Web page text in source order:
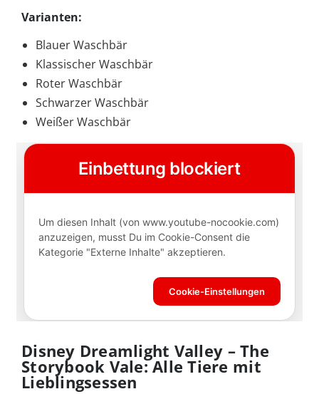
Varianten:
Blauer Waschbär
Klassischer Waschbär
Roter Waschbär
Schwarzer Waschbär
Weißer Waschbär
Disney Dreamlight Valley – The
Storybook Vale: Alle Tiere mit
Lieblingsessen